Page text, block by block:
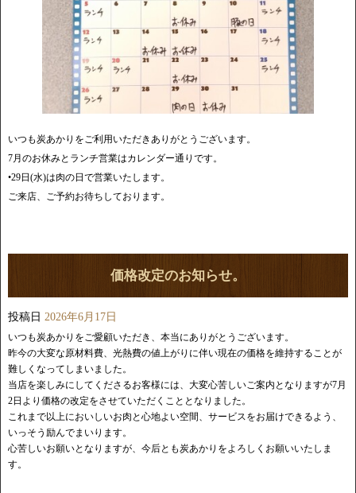
いつも炭あかりをご利用いただきありがとうございます。
7月のお休みとランチ営業はカレンダー通りです。
•29日(水)は肉の日で営業いたします。
ご来店、ご予約お待ちしております。
価格改定のお知らせ。
投稿日 2026年6月17日
いつも炭あかりをご愛顧いただき、本当にありがとうございます。
昨今の大変な原材料費、光熱費の値上がりに伴い現在の価格を維持することが
難しくなってしまいました。
当店を楽しみにしてくださるお客様には、大変心苦しいご案内となりますが7月
2日より価格の改定をさせていただくこととなりました。
これまで以上においしいお肉と心地よい空間、サービスをお届けできるよう、
いっそう励んでまいります。
心苦しいお願いとなりますが、今后とも炭あかりをよろしくお願いいたしま
す。